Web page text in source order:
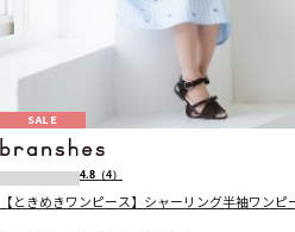
SALE
4.8 （4）
【ときめきワンピース】シャーリング半袖ワンピ